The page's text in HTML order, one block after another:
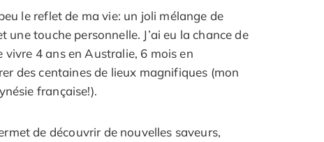
le reflet de ma vie: un joli mélange de
une touche personnelle. J’ai eu la chance de
vivre 4 ans en Australie, 6 mois en
des centaines de lieux magnifiques (mon
française!).
de découvrir de nouvelles saveurs,